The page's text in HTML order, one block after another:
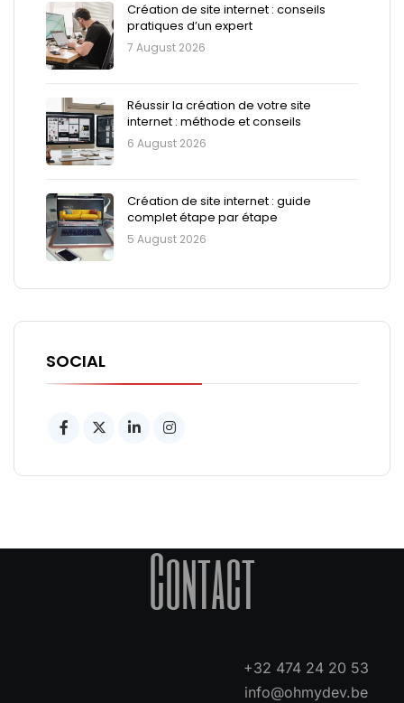
Création de site internet : conseils
pratiques d’un expert
7 August 2026
Réussir la création de votre site
internet : méthode et conseils
6 August 2026
Création de site internet : guide
complet étape par étape
5 August 2026
SOCIAL
Contact
+32 474 24 20 53
info@ohmydev.be